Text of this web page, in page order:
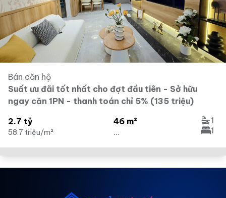
Bán căn hộ
Suất ưu đãi tốt nhất cho đợt đầu tiên - Sở hữu
ngay căn 1PN - thanh toán chỉ 5% (135 triệu)
2.7 tỷ
58.7 triệu/m²
46 m²
...
1
1